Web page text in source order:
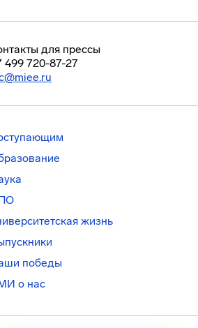
для прессы
499 720-87-27
жизнь
победы
о нас